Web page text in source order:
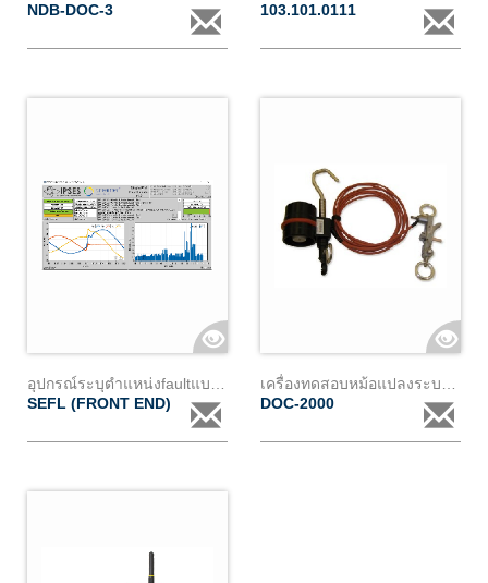
NDB-DOC-3
103.101.0111
SEFL (FRONT END)
DOC-2000